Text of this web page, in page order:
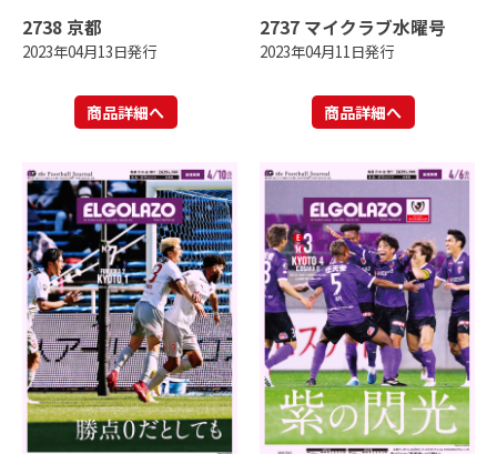
2738 京都
2023年04月13日発行
商品詳細へ
2737 マイクラブ水曜号
2023年04月11日発行
商品詳細へ